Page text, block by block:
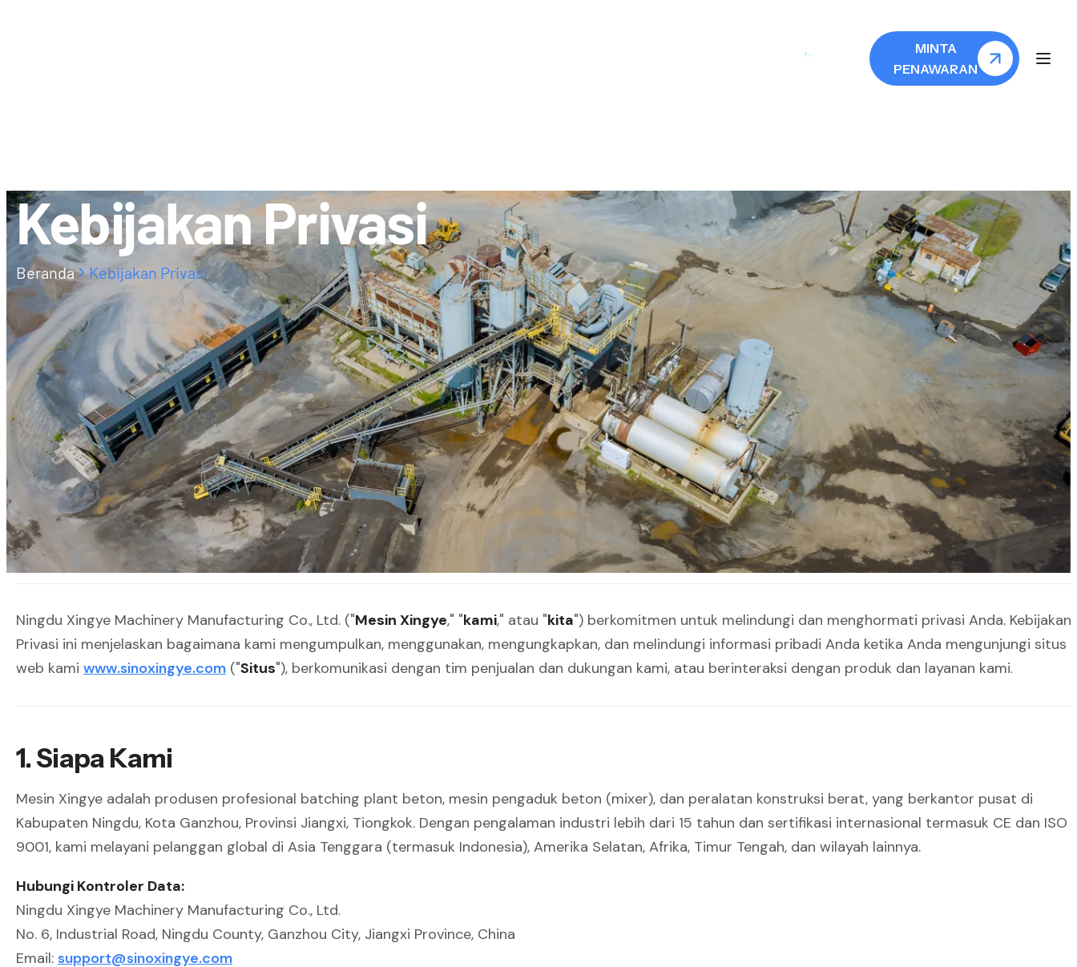
MINTA
PENAWARAN
Kebijakan Privasi
Beranda Kebijakan Privasi
Privasi Anda sangat penting bagi kami. Pelajari bagaimana Mesin Xingye mengumpulkan, menggunakan, dan melindungi informasi pribadi Anda.
Tanggal Berlaku: July 16, 2026 |Terakhir Diperbarui: July 16, 2026
Ningdu Xingye Machinery Manufacturing Co., Ltd. ("Mesin Xingye," "kami," atau "kita") berkomitmen untuk melindungi dan menghormati privasi Anda. Kebijakan
Privasi ini menjelaskan bagaimana kami mengumpulkan, menggunakan, mengungkapkan, dan melindungi informasi pribadi Anda ketika Anda mengunjungi situs
web kami www.sinoxingye.com ("Situs"), berkomunikasi dengan tim penjualan dan dukungan kami, atau berinteraksi dengan produk dan layanan kami.
1. Siapa Kami
Mesin Xingye adalah produsen profesional batching plant beton, mesin pengaduk beton (mixer), dan peralatan konstruksi berat, yang berkantor pusat di
Kabupaten Ningdu, Kota Ganzhou, Provinsi Jiangxi, Tiongkok. Dengan pengalaman industri lebih dari 15 tahun dan sertifikasi internasional termasuk CE dan ISO
9001, kami melayani pelanggan global di Asia Tenggara (termasuk Indonesia), Amerika Selatan, Afrika, Timur Tengah, dan wilayah lainnya.
Hubungi Kontroler Data:
Ningdu Xingye Machinery Manufacturing Co., Ltd.
No. 6, Industrial Road, Ningdu County, Ganzhou City, Jiangxi Province, China
Email: support@sinoxingye.com